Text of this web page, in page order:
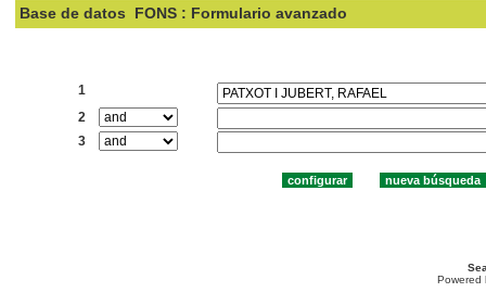
Base de datos FONS : Formulario avanzado
1
2
3